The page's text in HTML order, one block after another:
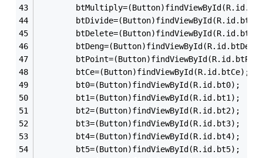
        btCe=(Button)findViewById(R.id.btCe);
        bt0=(Button)findViewById(R.id.bt0);
        bt1=(Button)findViewById(R.id.bt1);
        bt2=(Button)findViewById(R.id.bt2);
        bt3=(Button)findViewById(R.id.bt3);
        bt4=(Button)findViewById(R.id.bt4);
        bt5=(Button)findViewById(R.id.bt5);